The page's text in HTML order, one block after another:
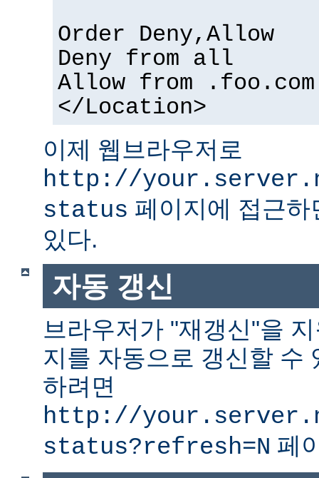
Order Deny,Allow
Deny from all
Allow from .foo.com
</Location>
이제 웹브라우저로
http://
status 페이지에 접근
있다.
자동 갱신
브라우저가 "재갱신"을
지를 자동으로 갱신할 수
하려면
http://
status?refresh=N 페